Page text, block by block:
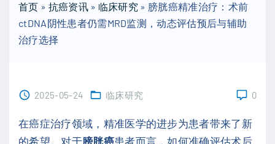
:
首页 » 抗癌资讯» 临床研究 » 膀胱癌精准治疗：术前
ctDNA阴性患者仍需MRD监测，动态评估预后与辅助
治疗选择
2025-05-24 临床研究 0
在癌症治疗领域，精准医学的进步为患者带来了新
的希望。对于膀胱癌患者而言，如何准确评估术后